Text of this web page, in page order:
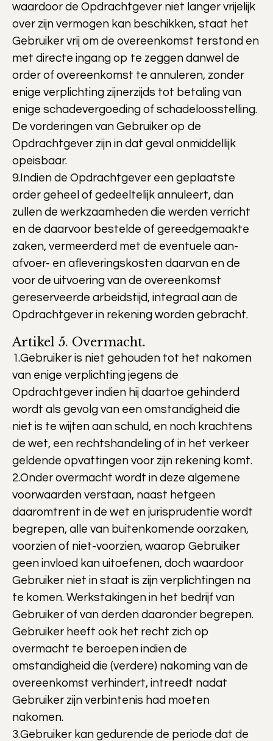
waardoor de Opdrachtgever niet langer vrijelijk
over zijn vermogen kan beschikken, staat het
Gebruiker vrij om de overeenkomst terstond en
met directe ingang op te zeggen danwel de
order of overeenkomst te annuleren, zonder
enige verplichting zijnerzijds tot betaling van
enige schadevergoeding of schadeloosstelling.
De vorderingen van Gebruiker op de
Opdrachtgever zijn in dat geval onmiddellijk
opeisbaar.
9.Indien de Opdrachtgever een geplaatste
order geheel of gedeeltelijk annuleert, dan
zullen de werkzaamheden die werden verricht
en de daarvoor bestelde of gereedgemaakte
zaken, vermeerderd met de eventuele aan-
afvoer- en afleveringskosten daarvan en de
voor de uitvoering van de overeenkomst
gereserveerde arbeidstijd, integraal aan de
Opdrachtgever in rekening worden gebracht.
Artikel 5. Overmacht.
1.Gebruiker is niet gehouden tot het nakomen
van enige verplichting jegens de
Opdrachtgever indien hij daartoe gehinderd
wordt als gevolg van een omstandigheid die
niet is te wijten aan schuld, en noch krachtens
de wet, een rechtshandeling of in het verkeer
geldende opvattingen voor zijn rekening komt.
2.Onder overmacht wordt in deze algemene
voorwaarden verstaan, naast hetgeen
daaromtrent in de wet en jurisprudentie wordt
begrepen, alle van buitenkomende oorzaken,
voorzien of niet-voorzien, waarop Gebruiker
geen invloed kan uitoefenen, doch waardoor
Gebruiker niet in staat is zijn verplichtingen na
te komen. Werkstakingen in het bedrijf van
Gebruiker of van derden daaronder begrepen.
Gebruiker heeft ook het recht zich op
overmacht te beroepen indien de
omstandigheid die (verdere) nakoming van de
overeenkomst verhindert, intreedt nadat
Gebruiker zijn verbintenis had moeten
nakomen.
3.Gebruiker kan gedurende de periode dat de